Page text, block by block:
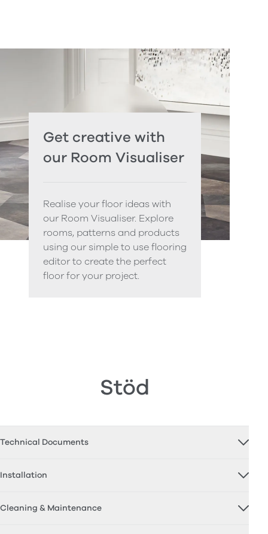
Get creative with
our Room Visualiser
Realise your floor ideas with
our Room Visualiser. Explore
rooms, patterns and products
using our simple to use flooring
editor to create the perfect
floor for your project.
Stöd
Technical Documents
Installation
Cleaning & Maintenance